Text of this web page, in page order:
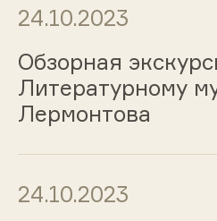
24.10.2023
Обзорная
Литературному
Лермонтова
24.10.2023